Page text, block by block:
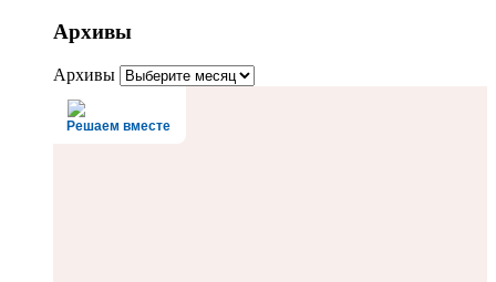
Архивы
Архивы
Решаем вместе